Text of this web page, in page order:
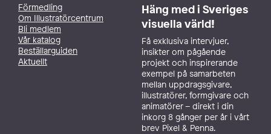
Förmedling
Om Illustratörcentrum
Bli medlem
Vår katalog
Beställarguiden
Aktuellt
Häng med i Sveriges
visuella värld!
Få exklusiva intervjuer,
insikter om pågående
projekt och inspirerande
exempel på samarbeten
mellan uppdragsgivare,
illustratörer, formgivare och
animatörer – direkt i din
inkorg 8 gånger per år i vårt
brev Pixel & Penna.